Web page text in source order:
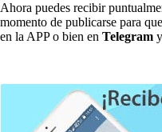
Ahora puedes recibir
momento de publicarse para
en la APP o bien en Telegram